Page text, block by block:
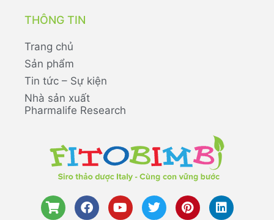
THÔNG TIN
Trang chủ
Sản phẩm
Tin tức – Sự kiện
Nhà sản xuất
Pharmalife Research